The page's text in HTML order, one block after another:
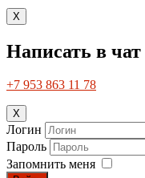
X
Написать в
+7 953 863 11 78
X
Логин
Пароль
Запомнить меня